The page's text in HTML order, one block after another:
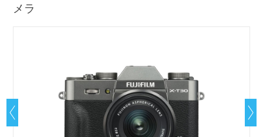
メラ